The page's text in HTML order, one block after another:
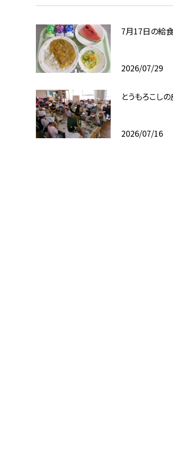
7月17日の給
2026/07/29
とうもろこし
2026/07/16